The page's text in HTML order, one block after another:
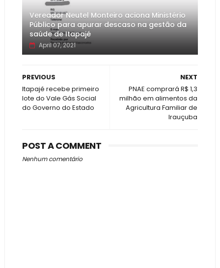
Vereador Neutel Monteiro aciona Ministério
Público para apurar descaso na gestão da
saúde de Itapajé
April 07, 2021
NEXT
PNAE comprará R$ 1,3
milhão em alimentos da
Agricultura Familiar de
Irauçuba
PREVIOUS
Itapajé recebe primeiro
lote do Vale Gás Social
do Governo do Estado
POST A COMMENT
Nenhum comentário